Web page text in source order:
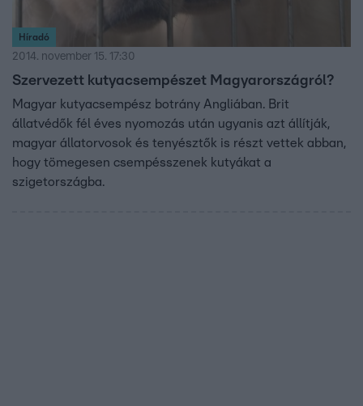
Híradó
2014. november 15. 17:30
Szervezett kutyacsempészet Magyarországról?
Magyar kutyacsempész botrány Angliában. Brit
állatvédők fél éves nyomozás után ugyanis azt állítják,
magyar állatorvosok és tenyésztők is részt vettek abban,
hogy tömegesen csempésszenek kutyákat a
szigetországba.